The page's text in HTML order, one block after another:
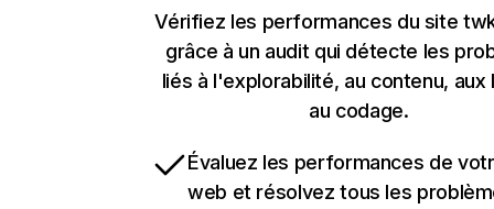
Vérifiez les performances du site
grâce à un audit qui détecte les
liés à l'explorabilité, au contenu, aux
au codage.
Évaluez les performances de
web et résolvez tous les